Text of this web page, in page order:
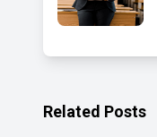
Related Posts